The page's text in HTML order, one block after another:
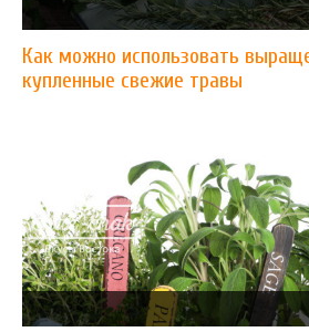
Как можно использовать
купленные свежие травы